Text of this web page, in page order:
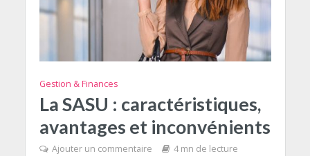
Gestion & Finances
La SASU : caractéristiques,
avantages et inconvénients
Ajouter un commentaire 4 mn de lecture